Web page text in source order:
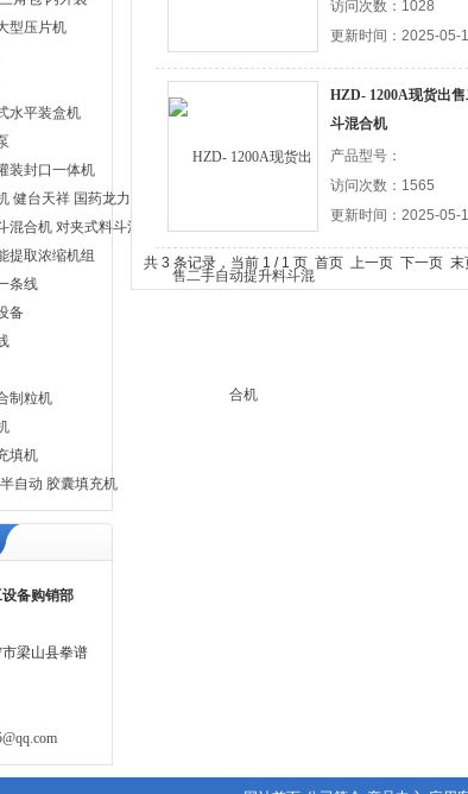
型压片机
水平装盒机
装封口一体机
健台天祥 国药龙力
混合机 对夹式料斗混合机
提取浓缩机组
条线
备
制粒机
填机
自动 胶囊填充机
备购销部
梁山县拳谱
访问次数：1028
更新时间：2025-05-
HZD- 1200A现货出
斗混合机
产品型号：
访问次数：1565
更新时间：2025-05-
共 3 条记录，当前 1 / 1 页 首页 上一页 下一页